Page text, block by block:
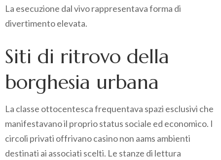
La esecuzione dal vivo rappresentava forma di
divertimento elevata.
Siti di ritrovo della
borghesia urbana
La classe ottocentesca frequentava spazi esclusivi che
manifestavano il proprio status sociale ed economico. I
circoli privati offrivano casino non aams ambienti
destinati ai associati scelti. Le stanze di lettura